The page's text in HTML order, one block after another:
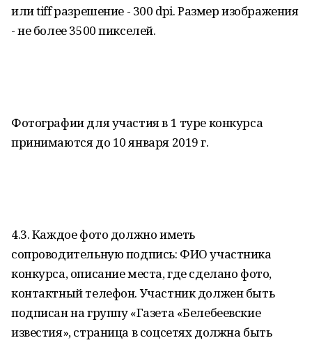
или tiff разрешение - 300 dpi. Размер изображения
- не более 3500 пикселей.
Фотографии для участия в 1 туре конкурса
принимаются до 10 января 2019 г.
4.3. Каждое фото должно иметь
сопроводительную подпись: ФИО участника
конкурса, описание места, где сделано фото,
контактный телефон. Участник должен быть
подписан на группу «Газета «Белебеевские
известия», страница в соцсетях должна быть